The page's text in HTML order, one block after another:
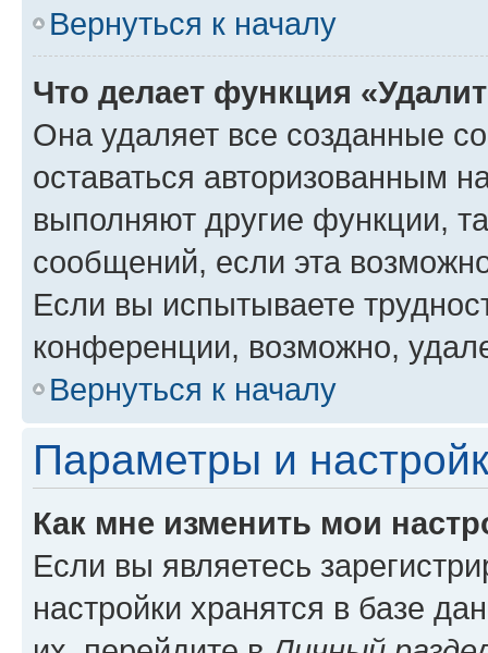
Вернуться к началу
Что делает функция
Она удаляет все созданные
оставаться авторизованным
выполняют другие функции,
сообщений, если эта
Если вы испытываете
конференции, возможно,
Вернуться к началу
Параметры и
Как мне изменить мои
Если вы являетесь
настройки хранятся в базе